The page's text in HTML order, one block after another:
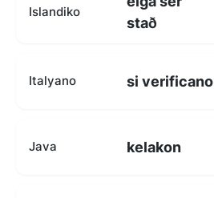
Islandiko
stað
Italyano si verificano
Java kelakon